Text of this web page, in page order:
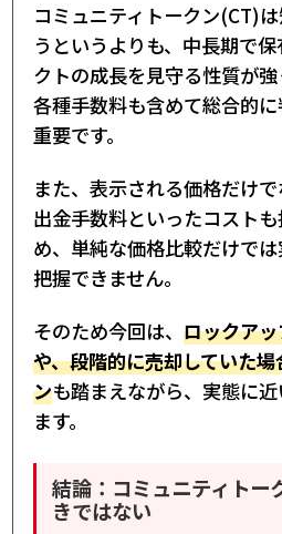
コミュニティトークン(CT)
うというよりも、中長期で
クトの成長を見守る性質が
各種手数料も含めて総合的
重要です。
また、表示される価格だけ
出金手数料といったコスト
め、単純な価格比較だけで
把握できません。
そのため今回は、 ロックア
や、段階的に売却していた
ンも踏まえながら、実態に
ます。
結論：コミュニティトー
きではない